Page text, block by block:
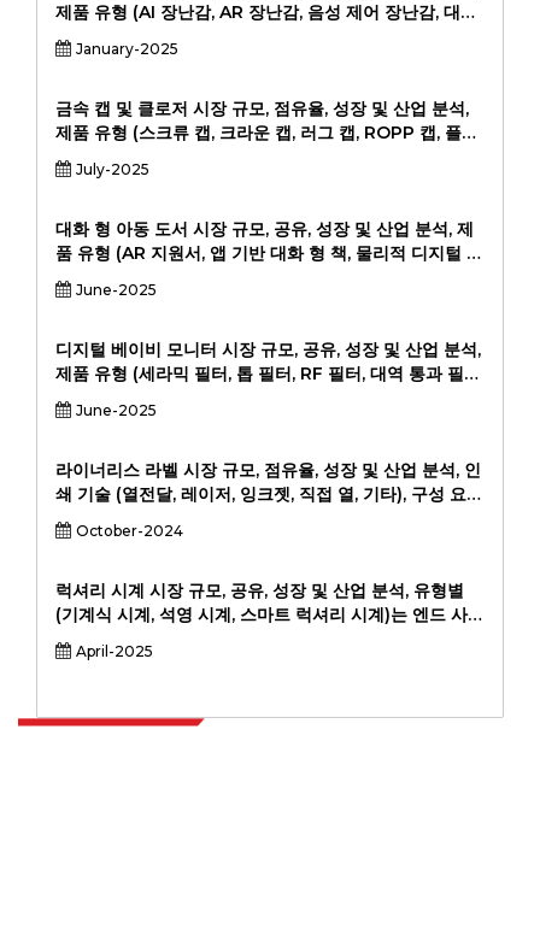
제품 유형 (AI 장난감, AR 장난감, 음성 제어 장난감, 대화
식 학습 장난감, 기타), 애플리케이션 (교육, 엔터테인먼트,
기술 개발, 대화식 놀이, 기타), 최종 사용자 (어린이, 교육
January-2025
금속 캡 및 클로저 시장 규모, 점유율, 성장 및 산업 분석,
제품 유형 (스크류 캡, 크라운 캡, 러그 캡, ROPP 캡, 플립
탑 캡, 기타), 재료 (알루미늄, 강철, 주석판, 기타), 최종 사
용자 (식품 및 음료, 제약, 개인 관리, 가정, 기타)에 의한 재
July-2025
대화 형 아동 도서 시장 규모, 공유, 성장 및 산업 분석, 제
품 유형 (AR 지원서, 앱 기반 대화 형 책, 물리적 디지털 하
이브리드, 음성 인터랙티브 서적) (연령 그룹 별) (0-3 세,
4-7 세, 8-12 세) 배포 채널 (온라인 소매, 교육 서적 분석,
June-2025
디지털 베이비 모니터 시장 규모, 공유, 성장 및 산업 분석,
제품 유형 (세라믹 필터, 톱 필터, RF 필터, 대역 통과 필터,
기타), 최종 사용자 (통신 사업자, 군사 및 방어, 전기 장치
제조업체, 자동차 OEM)의 응용 프로그램 (통신, 항공 우
의 지역 분석, 2024-2031.
June-2025
라이너리스 라벨 시장 규모, 점유율, 성장 및 산업 분석, 인
쇄 기술 (열전달, 레이저, 잉크젯, 직접 열, 기타), 구성 요소
(Facestock, Adhesive, Topcoat), 응용 프로그램 (약
사 및 음료, 소매, 물류, 기타) 및 지역 분석, 2024-2031
October-2024
럭셔리 시계 시장 규모, 공유, 성장 및 산업 분석, 유형별
(기계식 시계, 석영 시계, 스마트 럭셔리 시계)는 엔드 사용
자 (남성, 여성, 기타) 및 지역 분석에 의한 재료 (스테인리
스 스틸, 금, 백금, 플래티넘, 타이타늄, 세라믹, 기타)의 유
April-2025